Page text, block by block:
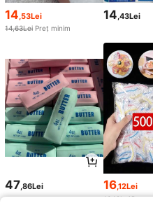
14 ,53Lei
14,63Lei Preț minim
14 ,43Lei
47 ,86Lei 16,12Lei
16,19LeiPreț